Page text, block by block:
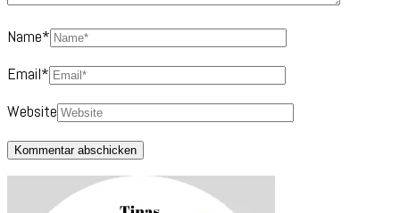
Name*
Email*
Website